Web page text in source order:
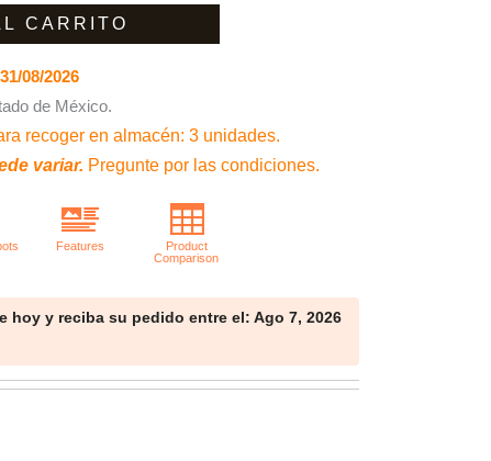
CARRITO
31/08/2026
de México.
recoger en almacén: 3 unidades.
variar. Pregunte por las condiciones.
hoy y reciba su pedido entre el: Ago 7, 2026